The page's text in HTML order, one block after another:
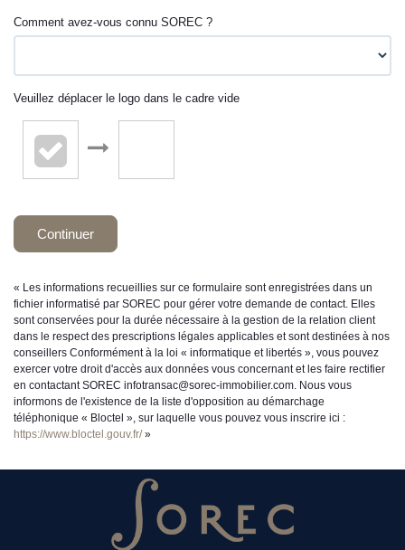
Comment avez-vous connu SOREC ?
Veuillez déplacer le logo dans le cadre vide
Continuer
« Les informations recueillies sur ce formulaire sont enregistrées dans un
fichier informatisé par SOREC pour gérer votre demande de contact. Elles
sont conservées pour la durée nécessaire à la gestion de la relation client
dans le respect des prescriptions légales applicables et sont destinées à nos
conseillers Conformément à la loi « informatique et libertés », vous pouvez
exercer votre droit d'accès aux données vous concernant et les faire rectifier
en contactant SOREC infotransac@sorec-immobilier.com. Nous vous
informons de l'existence de la liste d'opposition au démarchage
téléphonique « Bloctel », sur laquelle vous pouvez vous inscrire ici :
https://www.bloctel.gouv.fr/»